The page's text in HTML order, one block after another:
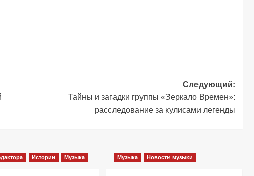
Следующий:
Тайны и загадки группы «Зеркало Времен»:
расследование за кулисами легенды
Истории Музыка Музыка Новости музыки